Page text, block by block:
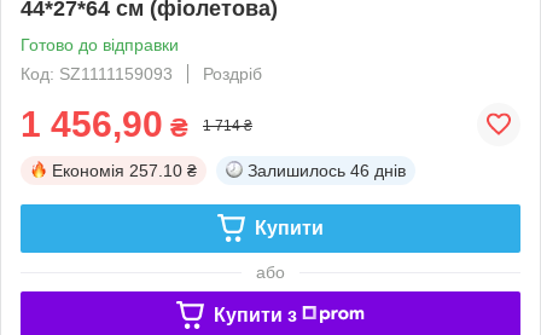
44*27*64 см (фіолетова)
Готово до відправки
Код: SZ1111159093
Роздріб
1 456,90 ₴ 1 714 ₴
Економія 257.10 ₴ Залишилось 46 днів
Купити
або
Купити з